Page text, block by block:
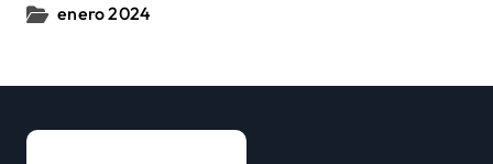
enero 2024